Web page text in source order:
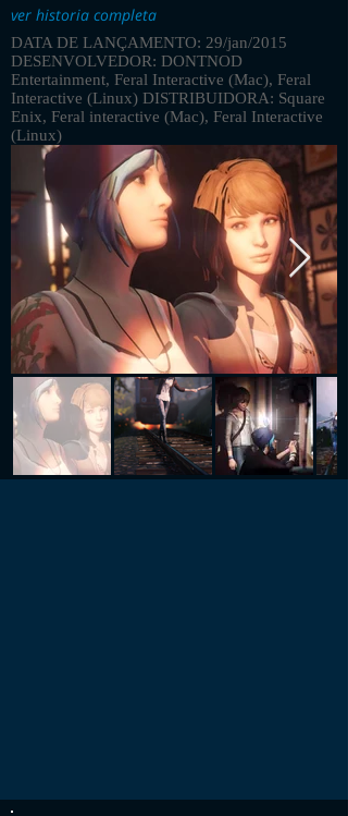
ver historia completa
DATA DE LANÇAMENTO: 29/jan/2015
DESENVOLVEDOR: DONTNOD
Entertainment, Feral Interactive (Mac), Feral
Interactive (Linux) DISTRIBUIDORA: Square
Enix, Feral interactive (Mac), Feral Interactive
(Linux)